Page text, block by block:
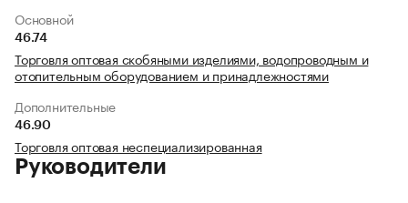
Основной
46.74
Торговля оптовая скобяными изделиями, водопроводным и
отопительным оборудованием и принадлежностями
Дополнительные
46.90
Торговля оптовая неспециализированная
Руководители